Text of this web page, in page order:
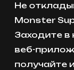
Не
Monster
Заходите в
веб-
получайте